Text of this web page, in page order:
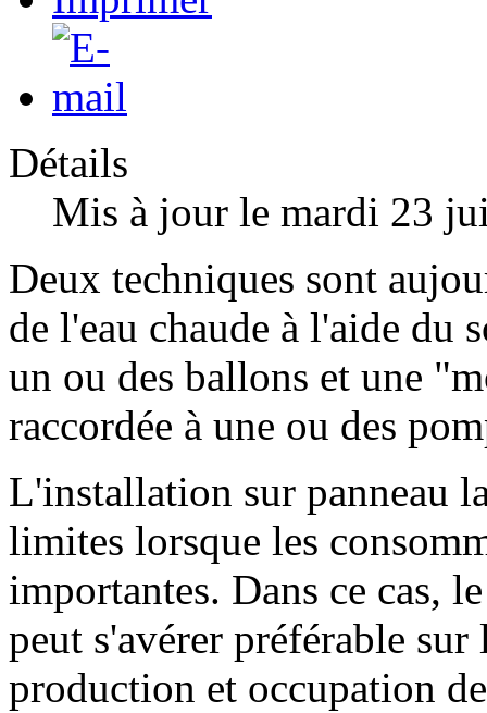
Détails
Mis à jour le mardi 23
Deux techniques sont
de l'eau chaude à l'aide du
un ou des ballons et une
raccordée à une ou des
L'installation sur panneau
limites lorsque les
importantes. Dans ce cas,
peut s'avérer préférable
production et occupation